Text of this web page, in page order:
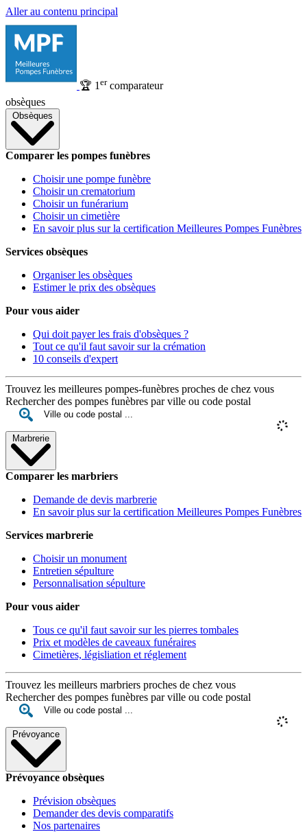
Aller au contenu principal
🏆 1 ercomparateur
obsèques
Obsèques
Comparer les pompes funèbres
Choisir une pompe funèbre
Choisir un crematorium
Choisir un funérarium
Choisir un cimetière
En savoir plus sur la certification Meilleures Pompes Funèbres
Services obsèques
Organiser les obsèques
Estimer le prix des obsèques
Pour vous aider
Qui doit payer les frais d'obsèques ?
Tout ce qu'il faut savoir sur la crémation
10 conseils d'expert
Trouvez les meilleures pompes-funèbres proches de chez vous
Rechercher des pompes funèbres par ville ou code postal
Marbrerie
Comparer les marbriers
Demande de devis marbrerie
En savoir plus sur la certification Meilleures Pompes Funèbres
Services marbrerie
Choisir un monument
Entretien sépulture
Personnalisation sépulture
Pour vous aider
Tous ce qu'il faut savoir sur les pierres tombales
Prix et modèles de caveaux funéraires
Cimetières, législiation et réglement
Trouvez les meilleurs marbriers proches de chez vous
Rechercher des pompes funèbres par ville ou code postal
Prévoyance
Prévoyance obsèques
Prévision obsèques
Demander des devis comparatifs
Nos partenaires